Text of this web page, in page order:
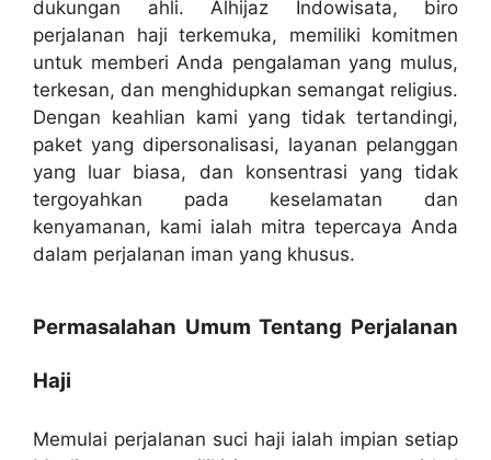
dukungan ahli. Alhijaz Indowisata, biro
perjalanan haji terkemuka, memiliki komitmen
untuk memberi Anda pengalaman yang mulus,
terkesan, dan menghidupkan semangat religius.
Dengan keahlian kami yang tidak tertandingi,
paket yang dipersonalisasi, layanan pelanggan
yang luar biasa, dan konsentrasi yang tidak
tergoyahkan pada keselamatan dan
kenyamanan, kami ialah mitra tepercaya Anda
dalam perjalanan iman yang khusus.
Permasalahan Umum Tentang Perjalanan
Haji
Memulai perjalanan suci haji ialah impian setiap